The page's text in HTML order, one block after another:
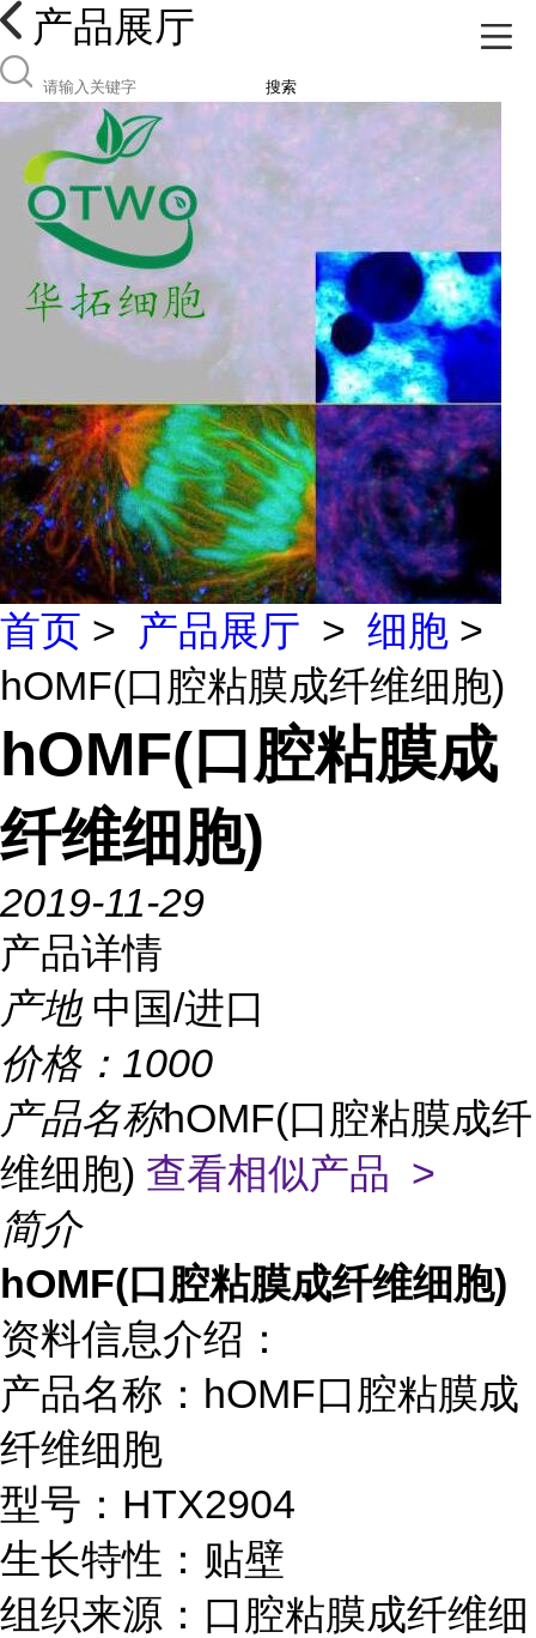
产品展厅
搜索
首页 > 产品展厅 > 细胞 >
hOMF(口腔粘膜成纤维细胞)
hOMF(口腔粘膜成
纤维细胞)
2019-11-29
产品详情
产地 中国/进口
价格： 1000
产品名称hOMF(口腔粘膜成纤
维细胞) 查看相似产品 >
简介
hOMF(口腔粘膜成纤维细胞)
资料信息介绍：
产品名称：hOMF口腔粘膜成
纤维细胞
型号：HTX2904
生长特性：贴壁
组织来源：口腔粘膜成纤维细